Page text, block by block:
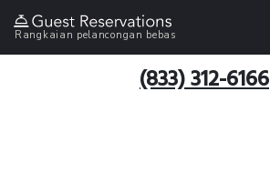
Rangkaian pelancongan bebas
(833) 312-6166